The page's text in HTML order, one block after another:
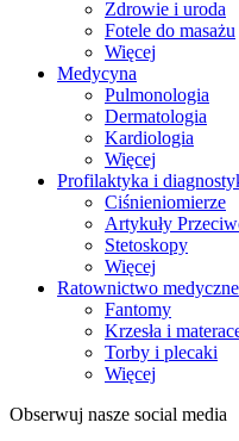
Zdrowie i uroda
Fotele do masażu
Więcej
Medycyna
Pulmonologia
Dermatologia
Kardiologia
Więcej
Profilaktyka i
Ciśnieniomierze
Artykuły
Stetoskopy
Więcej
Ratownictwo medyczne
Fantomy
Krzesła i
Torby i plecaki
Więcej
Obserwuj nasze social media